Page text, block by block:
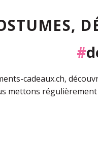
#
cadeaux.ch,
mettons